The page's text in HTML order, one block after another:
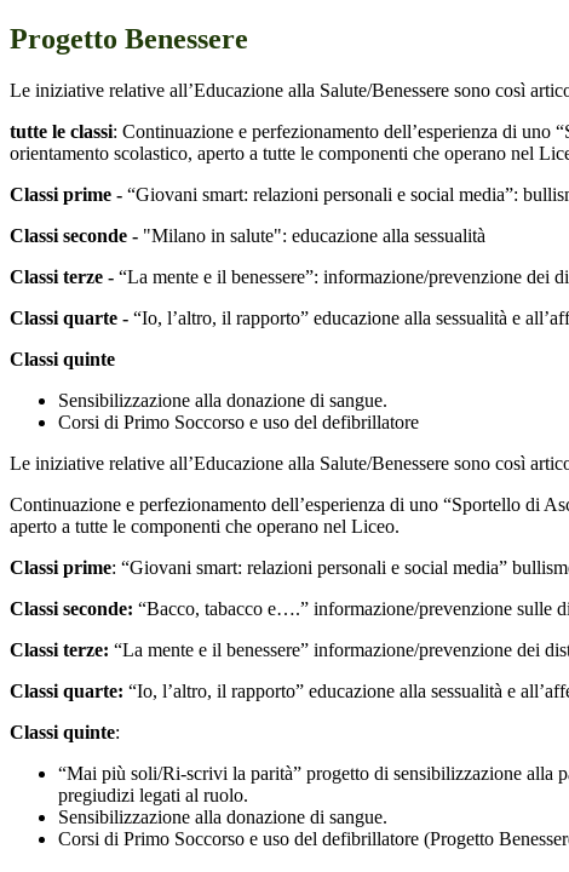
Progetto Benessere
Le iniziative relative all’Educazione alla Salute/Benessere sono così
tutte le classi: Continuazione e perfezionamento dell’esperienza di
orientamento scolastico, aperto a tutte le componenti che operano nel
Classi prime - “Giovani smart: relazioni personali e social media”:
Classi seconde - "Milano in salute": educazione alla sessualità
Classi terze - “La mente e il benessere”: informazione/prevenzione dei
Classi quarte - “Io, l’altro, il rapporto” educazione alla sessualità e
Classi quinte
Sensibilizzazione alla donazione di sangue.
Corsi di Primo Soccorso e uso del defibrillatore
Le iniziative relative all’Educazione alla Salute/Benessere sono così
Continuazione e perfezionamento dell’esperienza di uno “Sportello di
aperto a tutte le componenti che operano nel Liceo.
Classi prime: “Giovani smart: relazioni personali e social media”
Classi seconde: “Bacco, tabacco e….” informazione/prevenzione sulle
Classi terze: “La mente e il benessere” informazione/prevenzione dei
Classi quarte: “Io, l’altro, il rapporto” educazione alla sessualità e
Classi quinte:
“Mai più soli/Ri-scrivi la parità” progetto di sensibilizzazione alla
pregiudizi legati al ruolo.
Sensibilizzazione alla donazione di sangue.
Corsi di Primo Soccorso e uso del defibrillatore (Progetto